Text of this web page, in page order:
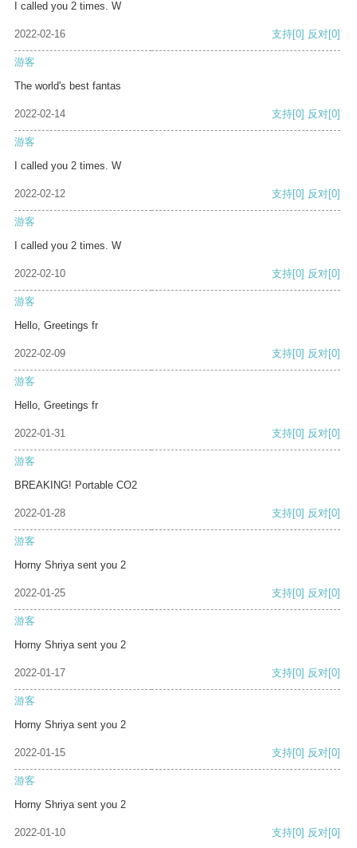
I called you 2 times. W
2022-02-16 支持[0] 反对[0]
游客
The world's best fantas
2022-02-14 支持[0] 反对[0]
游客
I called you 2 times. W
2022-02-12 支持[0] 反对[0]
游客
I called you 2 times. W
2022-02-10 支持[0] 反对[0]
游客
Hello, Greetings fr
2022-02-09 支持[0] 反对[0]
游客
Hello, Greetings fr
2022-01-31 支持[0] 反对[0]
游客
BREAKING! Portable CO2
2022-01-28 支持[0] 反对[0]
游客
Horny Shriya sent you 2
2022-01-25 支持[0] 反对[0]
游客
Horny Shriya sent you 2
2022-01-17 支持[0] 反对[0]
游客
Horny Shriya sent you 2
2022-01-15 支持[0] 反对[0]
游客
Horny Shriya sent you 2
2022-01-10 支持[0] 反对[0]